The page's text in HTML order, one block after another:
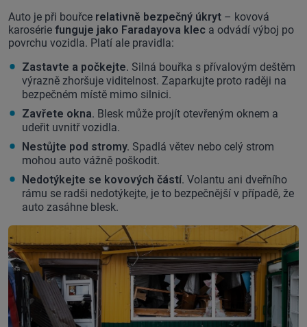
Auto je při bouřce relativně bezpečný úkryt – kovová
karosérie funguje jako Faradayova klec a odvádí výboj po
povrchu vozidla. Platí ale pravidla:
Zastavte a počkejte. Silná bouřka s přívalovým deštěm
výrazně zhoršuje viditelnost. Zaparkujte proto raději na
bezpečném místě mimo silnici.
Zavřete okna. Blesk může projít otevřeným oknem a
udeřit uvnitř vozidla.
Nestůjte pod stromy. Spadlá větev nebo celý strom
mohou auto vážně poškodit.
Nedotýkejte se kovových částí. Volantu ani dveřního
rámu se radši nedotýkejte, je to bezpečnější v případě, že
auto zasáhne blesk.